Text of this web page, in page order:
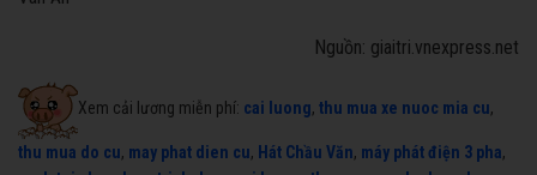
Nguồn: giaitri.vnexpress.net
Xem cải lương miễn phí: cai luong, thu mua xe nuoc mia cu,
thu mua do cu, may phat dien cu, Hát Chầu Văn, máy phát điện 3 pha,